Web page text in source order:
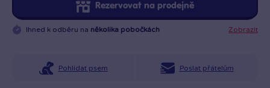
Rezervovat na prodejně
Ihned k odběru na několika pobočkách Zobrazit
Pohlídat psem Poslat přátelům